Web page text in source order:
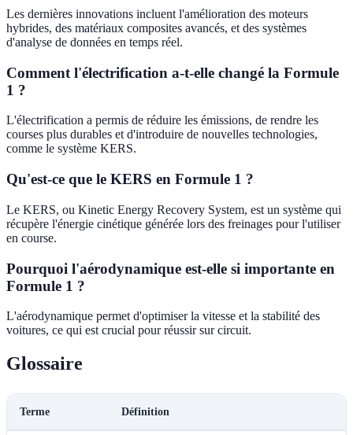
Les dernières innovations incluent l'amélioration des moteurs
hybrides, des matériaux composites avancés, et des systèmes
d'analyse de données en temps réel.
Comment l'électrification a-t-elle changé la Formule
1 ?
L'électrification a permis de réduire les émissions, de rendre les
courses plus durables et d'introduire de nouvelles technologies,
comme le système KERS.
Qu'est-ce que le KERS en Formule 1 ?
Le KERS, ou Kinetic Energy Recovery System, est un système qui
récupère l'énergie cinétique générée lors des freinages pour l'utiliser
en course.
Pourquoi l'aérodynamique est-elle si importante en
Formule 1 ?
L'aérodynamique permet d'optimiser la vitesse et la stabilité des
voitures, ce qui est crucial pour réussir sur circuit.
Glossaire
Terme Définition